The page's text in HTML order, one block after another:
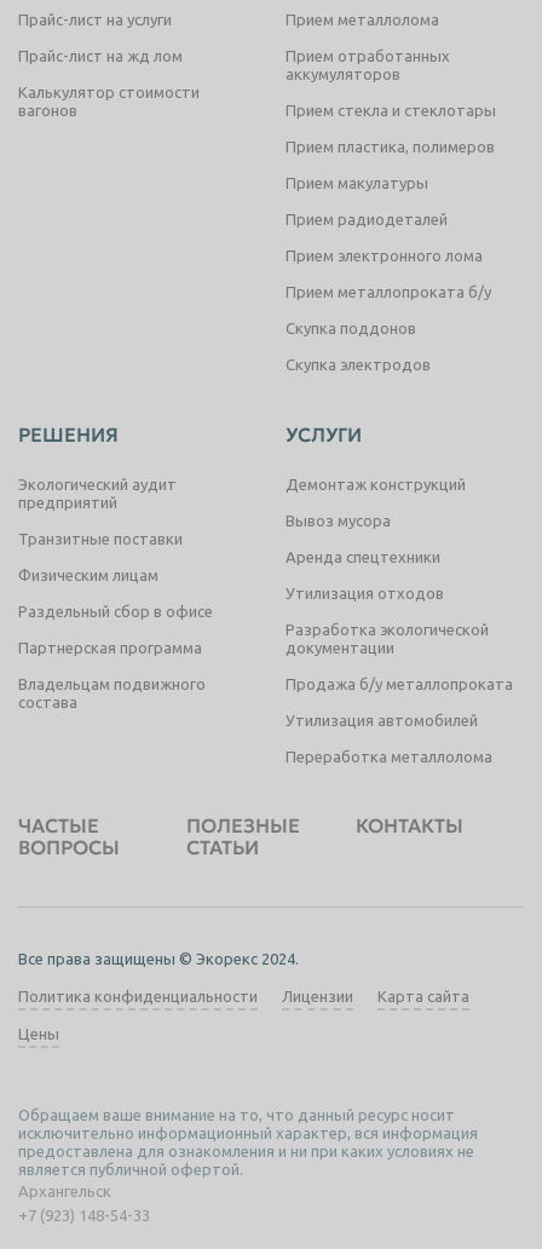
Прайс-лист на услуги
Прайс-лист на жд лом
Калькулятор стоимости
вагонов
Прием металлолома
Прием отработанных
аккумуляторов
Прием стекла и стеклотары
Прием пластика, полимеров
Прием макулатуры
Прием радиодеталей
Прием электронного лома
Прием металлопроката б/у
Скупка поддонов
Скупка электродов
РЕШЕНИЯ
Экологический аудит
предприятий
Транзитные поставки
Физическим лицам
Раздельный сбор в офисе
Партнерская программа
Владельцам подвижного
состава
УСЛУГИ
Демонтаж конструкций
Вывоз мусора
Аренда спецтехники
Утилизация отходов
Разработка экологической
документации
Продажа б/у металлопроката
Утилизация автомобилей
Переработка металлолома
ЧАСТЫЕ
ВОПРОСЫ
ПОЛЕЗНЫЕ
СТАТЬИ
КОНТАКТЫ
Все права защищены © Экорекс 2024.
Политика конфиденциальности Лицензии Карта сайта
Цены
Обращаем ваше внимание на то, что данный ресурс носит
исключительно информационный характер, вся информация
предоставлена для ознакомления и ни при каких условиях не
является публичной офертой.
Архангельск
+7 (923) 148-54-33